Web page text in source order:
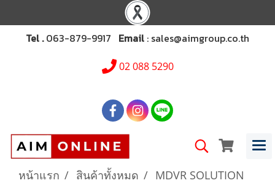
Tel .063-879-9917 Email : sales@aimgroup.co.th
02 088 5290
หน้าแรก สินค้าทั้งหมด
MDVR SOLUTION